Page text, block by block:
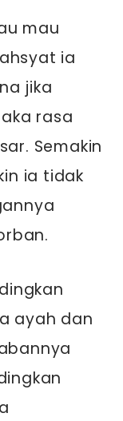
mau
ia
jika
rasa
Semakin
ia tidak
ayah dan